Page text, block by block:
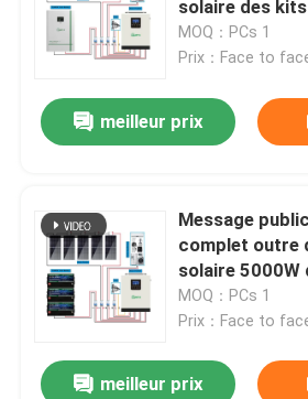
Laisser un
Nous vous
outre de l'inverseur de grille
Batterie au lithium profonde de
Panneaux mono de picovolte
solaire des
de grille
MOQ：PCs 1
Prix：Face to
meilleur prix
Message
complet outre
solaire 5000W
MOQ：PCs 1
Prix：Face to
meilleur prix